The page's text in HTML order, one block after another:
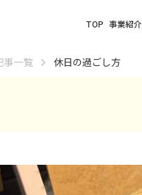
事一覧 休日の過ごし方
TOP 事業紹介